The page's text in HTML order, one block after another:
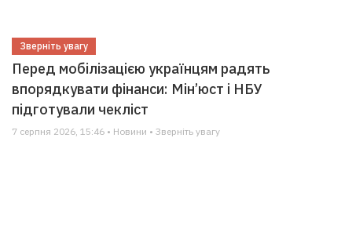
Зверніть увагу
Перед мобілізацією українцям радять
впорядкувати фінанси: Мін’юст і НБУ
підготували чекліст
7 серпня 2026, 15:46 • Новини • Зверніть увагу